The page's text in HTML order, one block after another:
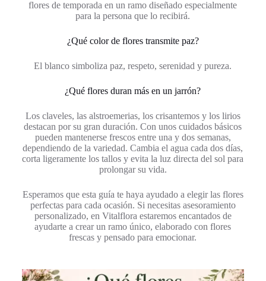
flores de temporada en un ramo diseñado especialmente
para la persona que lo recibirá.
¿Qué color de flores transmite paz?
El blanco simboliza paz, respeto, serenidad y pureza.
¿Qué flores duran más en un jarrón?
Los claveles, las alstroemerias, los crisantemos y los lirios
destacan por su gran duración. Con unos cuidados básicos
pueden mantenerse frescos entre una y dos semanas,
dependiendo de la variedad. Cambia el agua cada dos días,
corta ligeramente los tallos y evita la luz directa del sol para
prolongar su vida.
Esperamos que esta guía te haya ayudado a elegir las flores
perfectas para cada ocasión. Si necesitas asesoramiento
personalizado, en Vitalflora estaremos encantados de
ayudarte a crear un ramo único, elaborado con flores
frescas y pensado para emocionar.